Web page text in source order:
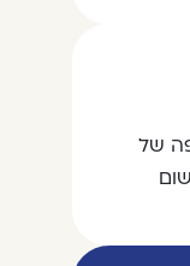
של